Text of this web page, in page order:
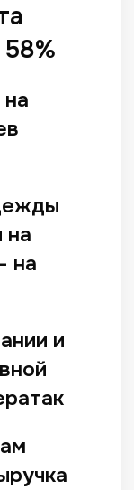
на
на
и